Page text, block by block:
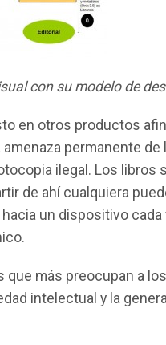
con su modelo de
en otros productos
permanente
ilegal. Los libros
de ahí­ cualquiera
un dispositivo
que más preocupan a
intelectual y la